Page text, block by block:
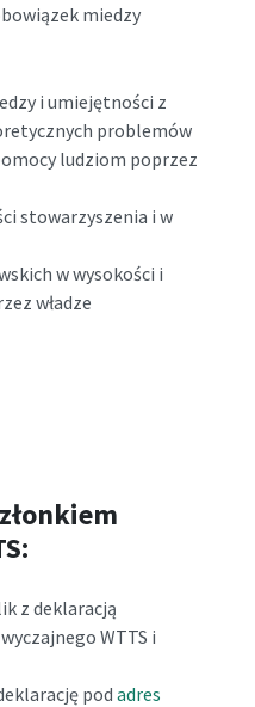
miedzy
i umiejętności z
problemów
ludziom poprzez
stowarzyszenia i w
w wysokości i
władze
z deklaracją
WTTS i
pod adres